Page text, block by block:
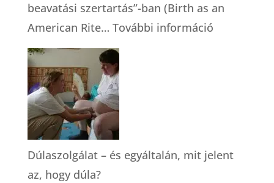
beavatási szertartás”-ban (Birth as an
American Rite… További információ:
Floyd)
Dúlaszolgálat – és egyáltalán, mit jelent
az, hogy dúla?